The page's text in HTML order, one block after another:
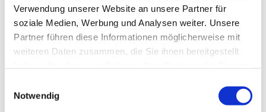
Verwendung unserer Website an unsere Partner für
soziale Medien, Werbung und Analysen weiter. Unsere
Partner führen diese Informationen möglicherweise mit
weiteren Daten zusammen, die Sie ihnen bereitgestellt
Notwendig
Dies könnte Sie auch
interessieren